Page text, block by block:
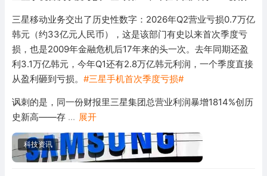
三星移动业务交出了历史性数字：2026年Q2营业亏损0.7万亿
韩元（约33亿元人民币），这是该部门有史以来首次季度亏
损，也是2009年金融危机后17年来的头一次。去年同期还盈
利3.1万亿韩元，今年Q1还有2.8万亿韩元利润，一个季度直接
从盈利砸到亏损。 #三星手机首次季度亏损#
讽刺的是，同一份财报里三星集团总营业利润暴增1814%创历
史新高——存 ... 展开
科技资讯